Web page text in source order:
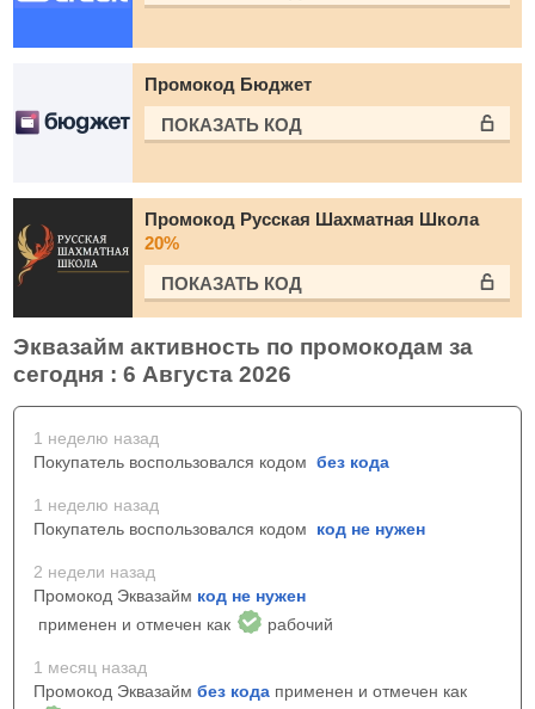
Промокод Бюджет
ПОКАЗАТЬ КОД
Промокод Русская Шахматная Школа
20%
ПОКАЗАТЬ КОД
Эквазайм активность по промокодам за
сегодня : 6 Августа 2026
1 неделю назад
Покупатель воспользовался кодом без кода
1 неделю назад
Покупатель воспользовался кодом код не нужен
2 недели назад
Промокод Эквазайм код не нужен
применен и отмечен как
рабочий
1 месяц назад
Промокод Эквазайм без кода применен и отмечен как